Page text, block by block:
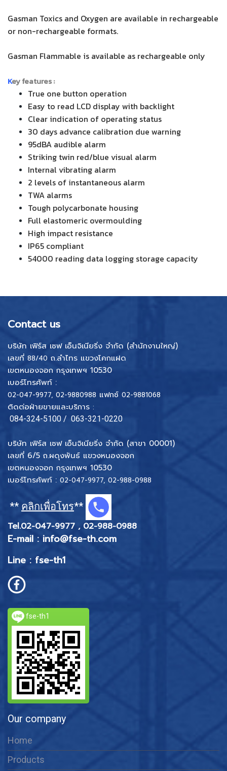
Gasman Toxics and Oxygen are available in rechargeable
or non-rechargeable formats.
Gasman Flammable is available as rechargeable only
Key features :
True one button operation
Easy to read LCD display with backlight
Clear indication of operating status
30 days advance calibration due warning
95dBA audible alarm
Striking twin red/blue visual alarm
Internal vibrating alarm
2 levels of instantaneous alarm
TWA alarms
Tough polycarbonate housing
Full elastomeric overmoulding
High impact resistance
IP65 compliant
54000 reading data logging storage capacity
Contact us
บริษัท เฟิร์ส เซฟ เอ็นจิเนียริ่ง จำกัด (สำนักงานใหญ่)
เลขที่ 88/40 ถ.ลำไทร แขวงโคกแฝด
เขตหนองจอก กรุงเทพฯ 10530
เบอร์โทรศัพท์ :
02-047-9977, 02-9880988 แฟกซ์ 02-9881068
ติดต่อฝ่ายขายและบริการ :
084-324-5100 / 063-321-0220
บริษัท เฟิร์ส เซฟ เอ็นจิเนียริ่ง จำกัด (สาขา 00001)
เลขที่ 6/5 ถ.ผดุงพันธ์ แขวงหนองจอก
เขตหนองจอก กรุงเทพฯ 10530
เบอร์โทรศัพท์ : 02-047-9977, 02-988-0988
** คลิกเพื่อโทร**
Tel.02-047-9977 , 02-988-0988
E-mail : info@fse-th.com
Line : fse-th1
fse-th1
Our company
Home
Products